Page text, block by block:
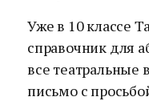
Уже в 10 классе
справочник для
все театральные
письмо с